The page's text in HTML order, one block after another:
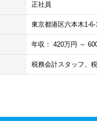
正社員
東京都港区六本木1-
年収： 420万円 ～
税務会計スタッフ、